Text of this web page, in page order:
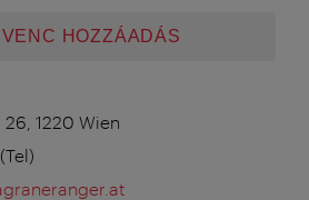
HOZZÁADÁS
1220 Wien
(Tel)